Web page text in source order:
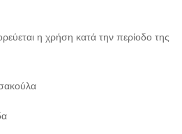
η χρήση κατά την περίοδο της